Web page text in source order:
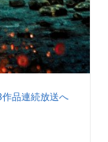
作品連続放送へ